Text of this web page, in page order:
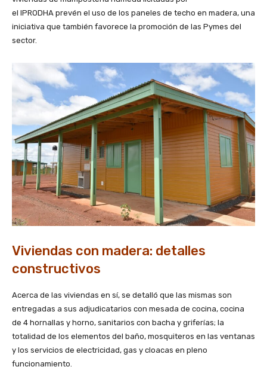
el IPRODHA prevén el uso de los paneles de techo en madera, una
iniciativa que también favorece la promoción de las Pymes del
sector.
Viviendas con madera: detalles
constructivos
Acerca de las viviendas en sí, se detalló que las mismas son
entregadas a sus adjudicatarios con mesada de cocina, cocina
de 4 hornallas y horno, sanitarios con bacha y griferías; la
totalidad de los elementos del baño, mosquiteros en las ventanas
y los servicios de electricidad, gas y cloacas en pleno
funcionamiento.